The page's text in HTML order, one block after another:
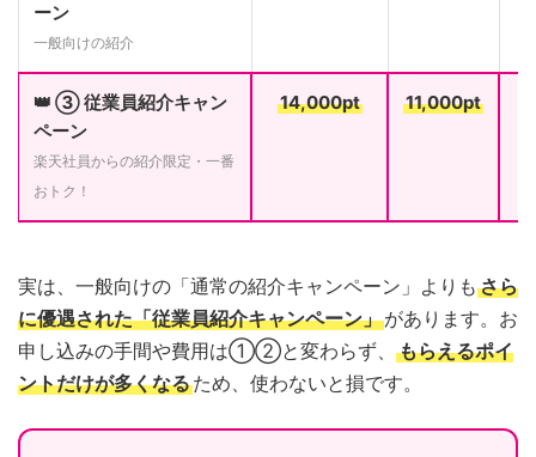
ーン
一般向けの紹介
👑 ③ 従業員紹介キャン
ペーン
楽天社員からの紹介限定・一番
おトク！
14,000pt 11,000pt
実は、一般向けの「通常の紹介キャンペーン」よりも さら
に優遇された「従業員紹介キャンペーン」があります。お
申し込みの手間や費用は①②と変わらず、 もらえるポイ
ントだけが多くなるため、使わないと損です。